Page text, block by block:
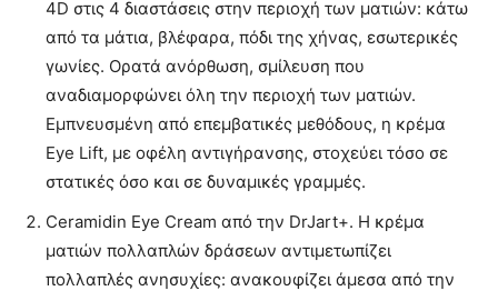
4D στις 4 διαστάσεις στην περιοχή των ματιών: κάτω
από τα μάτια, βλέφαρα, πόδι της χήνας, εσωτερικές
γωνίες. Ορατά ανόρθωση, σμίλευση που
αναδιαμορφώνει όλη την περιοχή των ματιών.
Εμπνευσμένη από επεμβατικές μεθόδους, η κρέμα
Eye Lift, με οφέλη αντιγήρανσης, στοχεύει τόσο σε
στατικές όσο και σε δυναμικές γραμμές.
Ceramidin Eye Cream από την DrJart+. Η κρέμα
ματιών πολλαπλών δράσεων αντιμετωπίζει
πολλαπλές ανησυχίες: ανακουφίζει άμεσα από την